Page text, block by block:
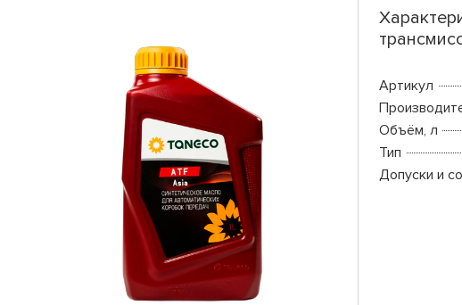
Артикул
Объём, л
Тип
Допуски и